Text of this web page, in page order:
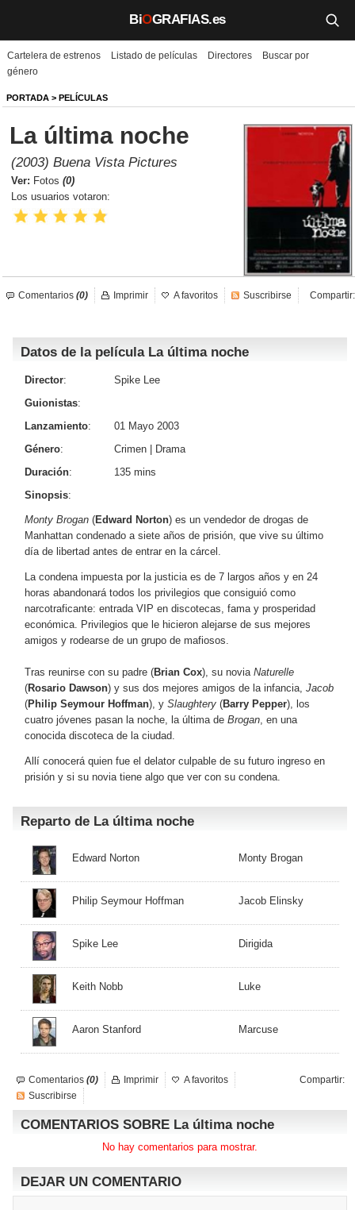
BiOGRAFIAS.es
Biografías
Películas
TV
Música
Un día como hoy
Iniciar sesión Crear cuenta
Cartelera de estrenos Listado de películas Directores
Buscar por
género
PORTADA > PELÍCULAS
La última noche
(2003) Buena Vista Pictures
Ver: Fotos (0)
Los usuarios votaron:
Comentarios (0) Compartir:
Imprimir A favoritos Suscribirse
Datos de la película La última noche
Director:
Spike Lee
Guionistas:
Lanzamiento:
01 Mayo 2003
Género: Crimen
Drama
Duración:
135 mins
Sinopsis:
Monty Brogan (Edward Norton) es un vendedor de drogas de
Manhattan condenado a siete años de prisión, que vive su último
día de libertad antes de entrar en la cárcel.
La condena impuesta por la justicia es de 7 largos años y en 24
horas abandonará todos los privilegios que consiguió como
narcotraficante: entrada VIP en discotecas, fama y prosperidad
económica. Privilegios que le hicieron alejarse de sus mejores
amigos y rodearse de un grupo de mafiosos.
Tras reunirse con su padre (Brian Cox), su novia Naturelle
(Rosario Dawson) y sus dos mejores amigos de la infancia, Jacob
(Philip Seymour Hoffman), y Slaughtery (Barry Pepper), los
cuatro jóvenes pasan la noche, la última de Brogan, en una
conocida discoteca de la ciudad.
Allí conocerá quien fue el delator culpable de su futuro ingreso en
prisión y si su novia tiene algo que ver con su condena.
Reparto de La última noche
Edward Norton Monty Brogan
Philip Seymour Hoffman Jacob Elinsky
Spike Lee Dirigida
Keith Nobb Luke
Aaron Stanford Marcuse
Comentarios (0) Compartir:
Imprimir
A favoritos
Suscribirse
COMENTARIOS SOBRE La última noche
No hay comentarios para mostrar.
DEJAR UN COMENTARIO